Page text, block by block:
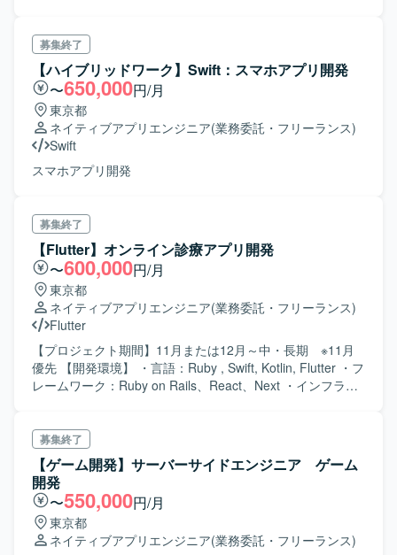
募集終了
【ハイブリッドワーク】Swift：スマホアプリ開発
〜650,000円/月
東京都
ネイティブアプリエンジニア(業務委託・フリーランス)
Swift
スマホアプリ開発
募集終了
【Flutter】オンライン診療アプリ開発
〜600,000円/月
東京都
ネイティブアプリエンジニア(業務委託・フリーランス)
Flutter
【プロジェクト期間】11月または12月～中・長期 ※11月
優先 【開発環境】 ・言語：Ruby , Swift, Kotlin, Flutter ・フ
レームワーク：Ruby on Rails、React、Next ・インフラ：
その他利用ツール：CircleCI、Sentry、GSuite、Google
Analytics、BigQuery
募集終了
【ゲーム開発】サーバーサイドエンジニア ゲーム
開発
〜550,000円/月
東京都
ネイティブアプリエンジニア(業務委託・フリーランス)